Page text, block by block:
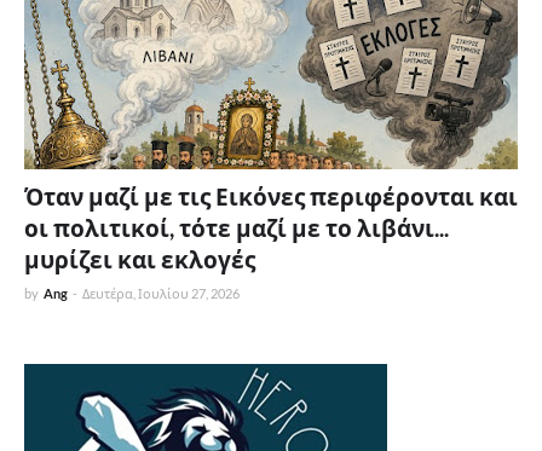
Όταν μαζί με τις Εικόνες περιφέρονται και
οι πολιτικοί, τότε μαζί με το λιβάνι...
μυρίζει και εκλογές
by Ang - Δευτέρα, Ιουλίου 27, 2026